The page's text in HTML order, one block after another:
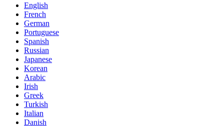
English
French
German
Portuguese
Spanish
Russian
Japanese
Korean
Arabic
Irish
Greek
Turkish
Italian
Danish